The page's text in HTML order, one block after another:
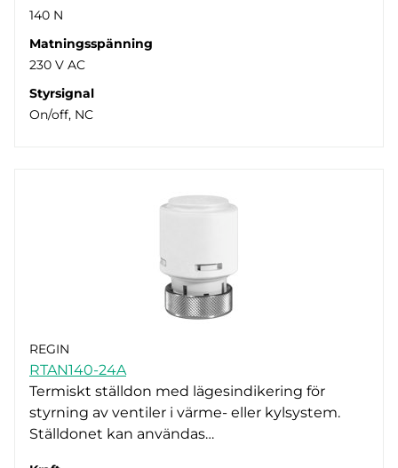
140 N
Matningsspänning
230 V AC
Styrsignal
On/off, NC
REGIN
RTAN140-24A
Termiskt ställdon med lägesindikering för
styrning av ventiler i värme- eller kylsystem.
Ställdonet kan användas…